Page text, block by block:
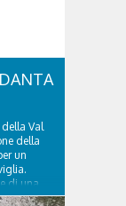
Val
della
un
di una